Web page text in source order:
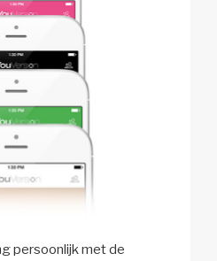
persoonlijk met de